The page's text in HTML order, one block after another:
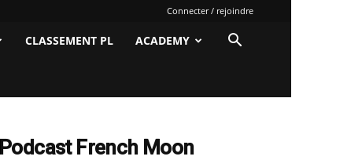
Connecter / rejoindre
CLASSEMENT PL ACADEMY
Podcast French Moon